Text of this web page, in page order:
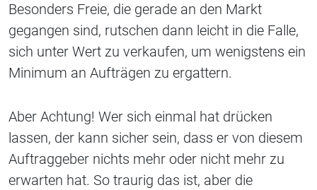
Besonders Freie, die gerade an den Markt
gegangen sind, rutschen dann leicht in die Falle,
sich unter Wert zu verkaufen, um wenigstens ein
Minimum an Aufträgen zu ergattern.
Aber Achtung! Wer sich einmal hat drücken
lassen, der kann sicher sein, dass er von diesem
Auftraggeber nichts mehr oder nicht mehr zu
erwarten hat. So traurig das ist, aber die